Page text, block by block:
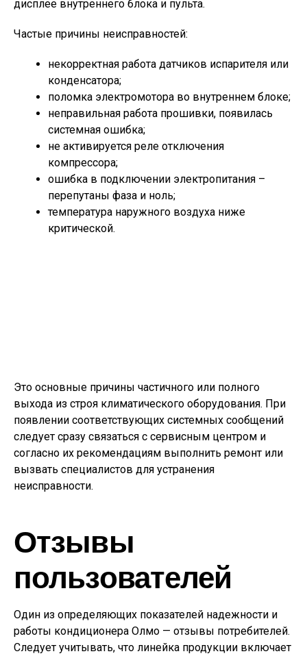
дисплее внутреннего блока и пульта.
Частые причины неисправностей:
некорректная работа датчиков испарителя или
конденсатора;
поломка электромотора во внутреннем блоке;
неправильная работа прошивки, появилась
системная ошибка;
не активируется реле отключения
компрессора;
ошибка в подключении электропитания –
перепутаны фаза и ноль;
температура наружного воздуха ниже
критической.
Это основные причины частичного или полного
выхода из строя климатического оборудования. При
появлении соответствующих системных сообщений
следует сразу связаться с сервисным центром и
согласно их рекомендациям выполнить ремонт или
вызвать специалистов для устранения
неисправности.
Отзывы
пользователей
Один из определяющих показателей надежности и
работы кондиционера Олмо — отзывы потребителей.
Следует учитывать, что линейка продукции включает